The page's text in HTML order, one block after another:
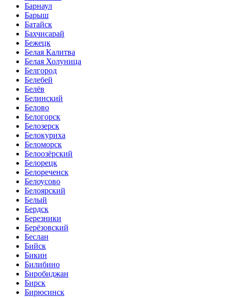
Барнаул
Барыш
Батайск
Бахчисарай
Бежецк
Белая Калитва
Белая Холуница
Белгород
Белебей
Белёв
Белинский
Белово
Белогорск
Белозерск
Белокуриха
Беломорск
Белоозёрский
Белорецк
Белореченск
Белоусово
Белоярский
Белый
Бердск
Березники
Берёзовский
Беслан
Бийск
Бикин
Билибино
Биробиджан
Бирск
Бирюсинск